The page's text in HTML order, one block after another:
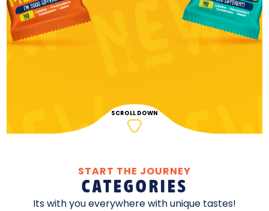
START THE JOURNEY
CATEGORIES
Its with you everywhere with unique tastes!